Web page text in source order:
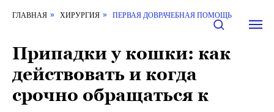
ГЛАВНАЯ » ХИРУРГИЯ » ПЕРВАЯ ДОВРАЧЕБНАЯ ПОМОЩЬ
Припадки у кошки: как
действовать и когда
срочно обращаться к